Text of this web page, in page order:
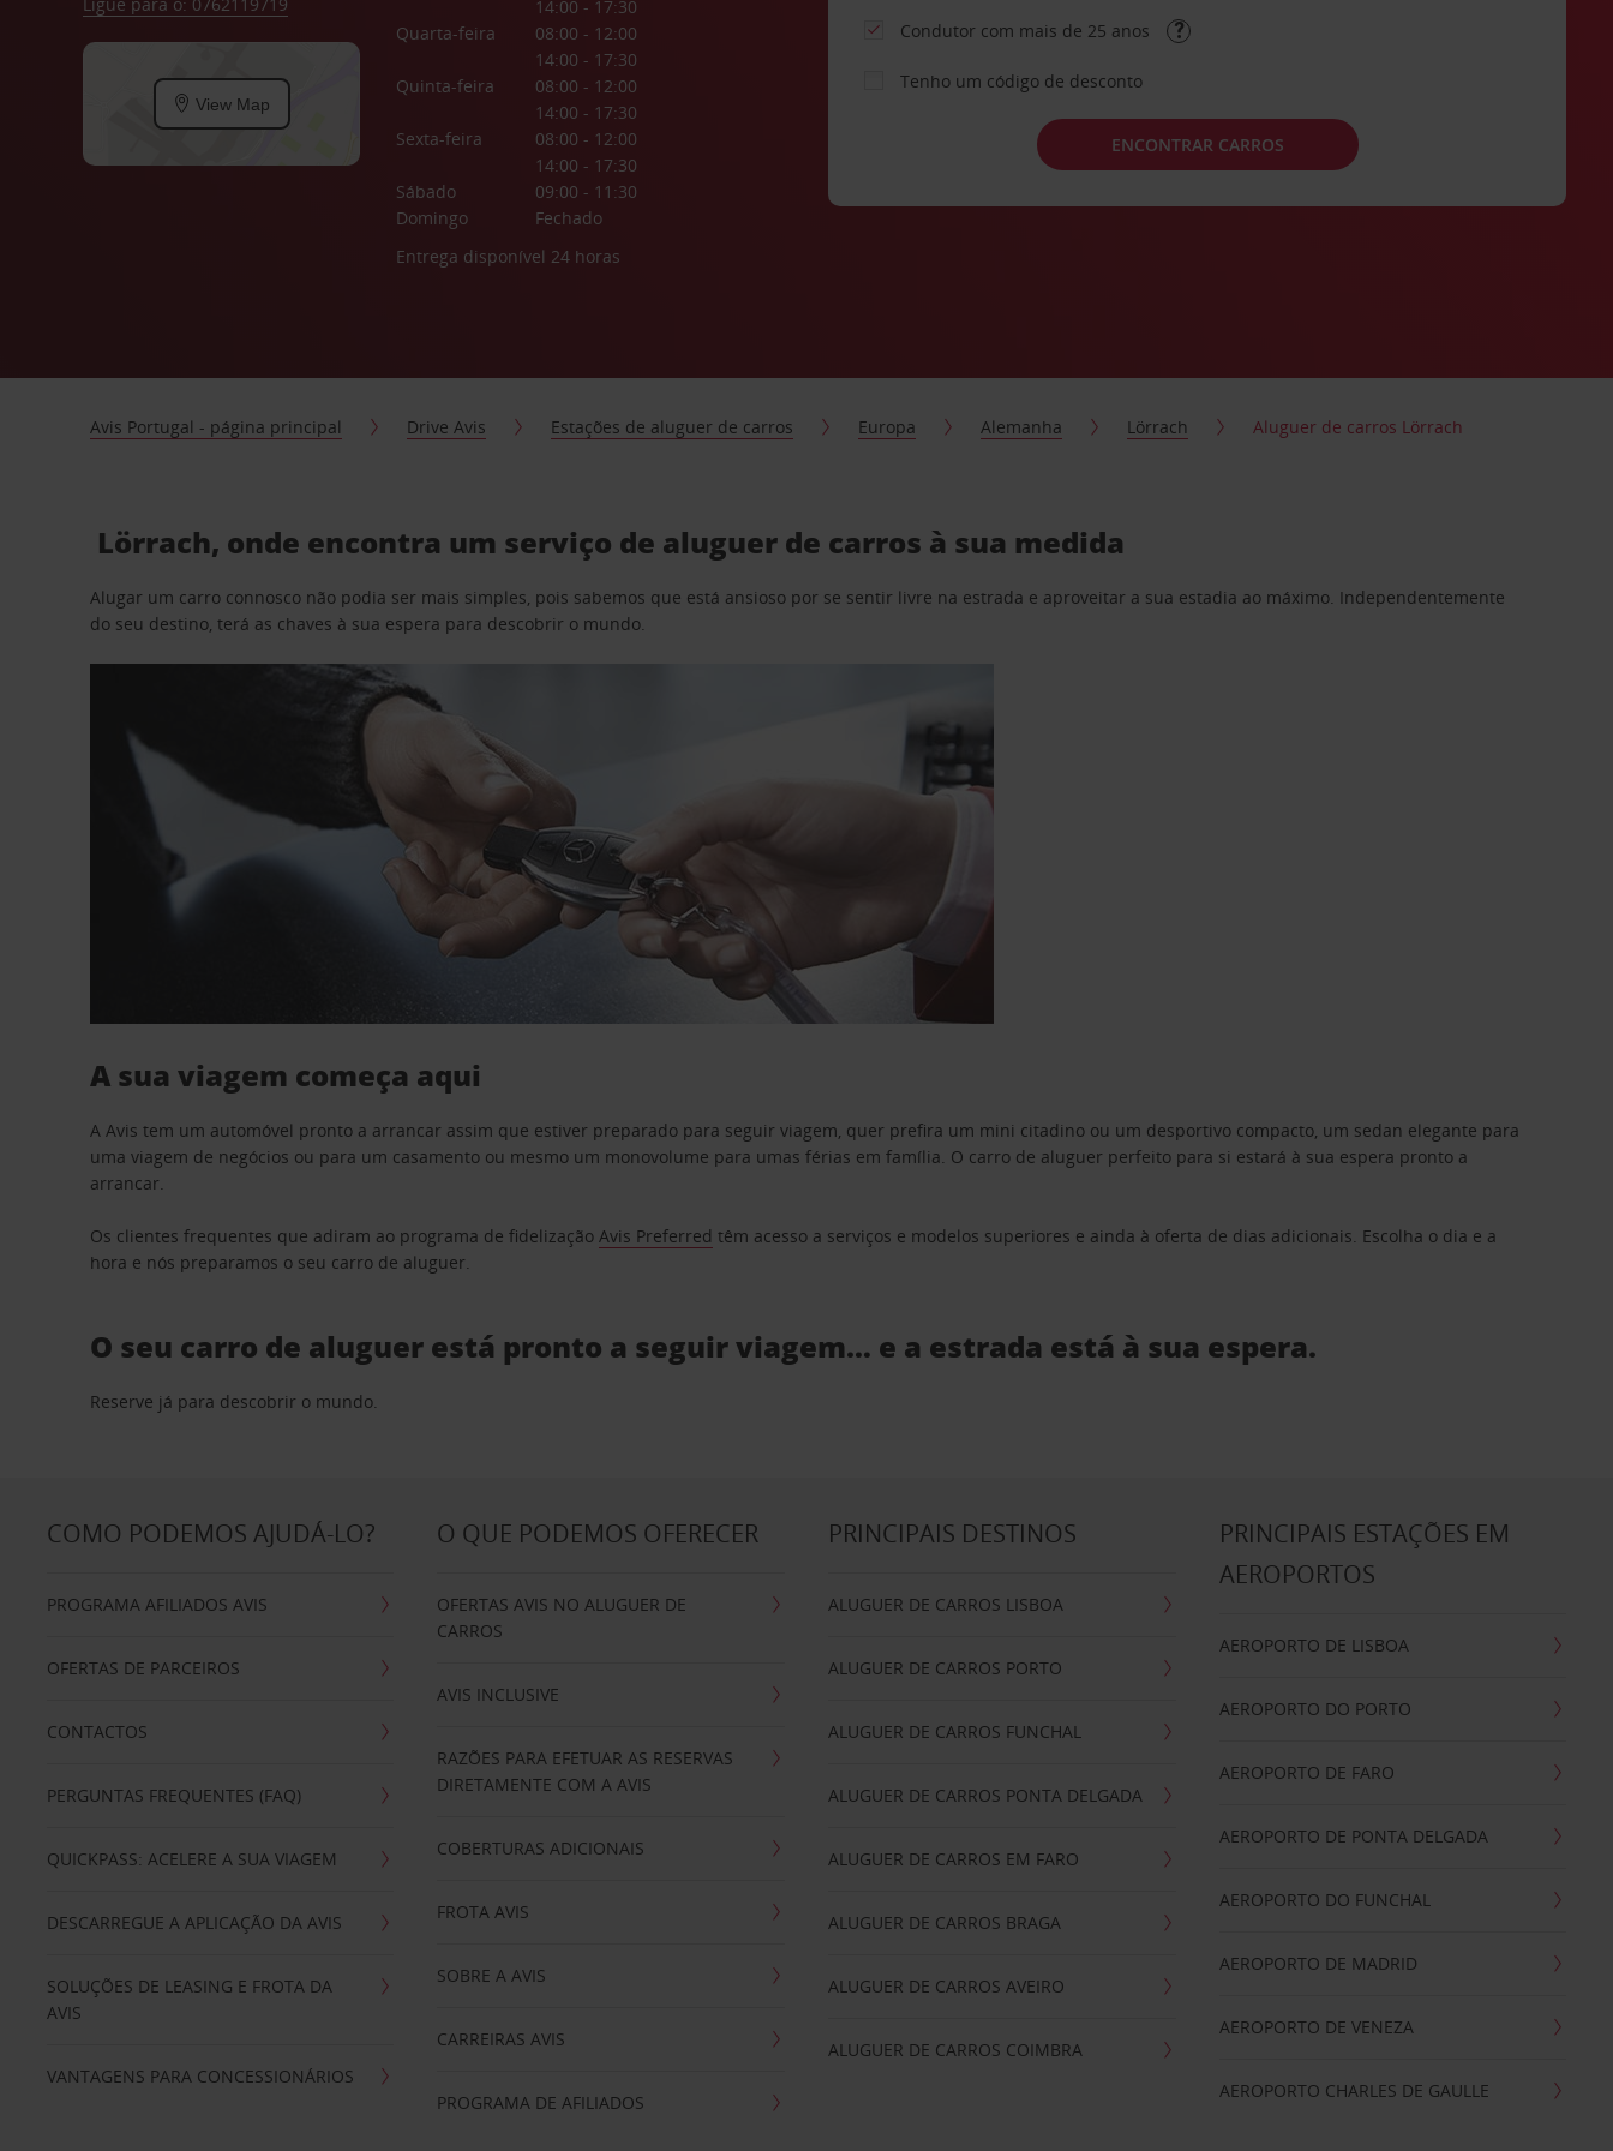
View Map
14:00 - 17:30
Quarta-feira
08:00 - 12:00
14:00 - 17:30
Quinta-feira
08:00 - 12:00
14:00 - 17:30
Sexta-feira
08:00 - 12:00
14:00 - 17:30
Sábado
09:00 - 11:30
Domingo
Fechado
Entrega disponível 24 horas
Condutor com mais de 25 anos
Tenho um código de desconto
ENCONTRAR CARROS
Avis Portugal - página principal Drive Avis Estações de aluguer de carros Europa Alemanha Lörrach Aluguer de carros Lörrach
Lörrach, onde encontra um serviço de aluguer de carros à sua medida
Alugar um carro connosco não podia ser mais simples, pois sabemos que está ansioso por se sentir livre na estrada e aproveitar a sua estadia ao máximo. Independentemente
do seu destino, terá as chaves à sua espera para descobrir o mundo.
A sua viagem começa aqui
A Avis tem um automóvel pronto a arrancar assim que estiver preparado para seguir viagem, quer prefira um mini citadino ou um desportivo compacto, um sedan elegante para
uma viagem de negócios ou para um casamento ou mesmo um monovolume para umas férias em família. O carro de aluguer perfeito para si estará à sua espera pronto a
arrancar.
Os clientes frequentes que adiram ao programa de fidelizaçãoAvis Preferred têm acesso a serviços e modelos superiores e ainda à oferta de dias adicionais. Escolha o dia e a
hora e nós preparamos o seu carro de aluguer.
O seu carro de aluguer está pronto a seguir viagem… e a estrada está à sua espera.
Reserve já para descobrir o mundo.
COMO PODEMOS AJUDÁ-LO?
PROGRAMA AFILIADOS AVIS
OFERTAS DE PARCEIROS
CONTACTOS
PERGUNTAS FREQUENTES (FAQ)
QUICKPASS: ACELERE A SUA VIAGEM
DESCARREGUE A APLICAÇÃO DA AVIS
SOLUÇÕES DE LEASING E FROTA DA
AVIS
VANTAGENS PARA CONCESSIONÁRIOS
O QUE PODEMOS OFERECER
OFERTAS AVIS NO ALUGUER DE
CARROS
AVIS INCLUSIVE
RAZÕES PARA EFETUAR AS RESERVAS
DIRETAMENTE COM A AVIS
COBERTURAS ADICIONAIS
FROTA AVIS
SOBRE A AVIS
CARREIRAS AVIS
PROGRAMA DE AFILIADOS
PRINCIPAIS DESTINOS
ALUGUER DE CARROS LISBOA
ALUGUER DE CARROS PORTO
ALUGUER DE CARROS FUNCHAL
ALUGUER DE CARROS PONTA DELGADA
ALUGUER DE CARROS EM FARO
ALUGUER DE CARROS BRAGA
ALUGUER DE CARROS AVEIRO
ALUGUER DE CARROS COIMBRA
PRINCIPAIS ESTAÇÕES EM
AEROPORTOS
AEROPORTO DE LISBOA
AEROPORTO DO PORTO
AEROPORTO DE FARO
AEROPORTO DE PONTA DELGADA
AEROPORTO DO FUNCHAL
AEROPORTO DE MADRID
AEROPORTO DE VENEZA
AEROPORTO CHARLES DE GAULLE